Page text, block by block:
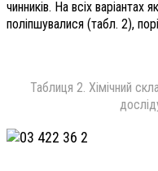
чинників. На всіх варіантах
поліпшувалися (табл. 2),
Таблиця 2. Хімічний